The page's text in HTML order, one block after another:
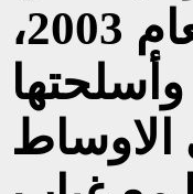
تجاوزها العراق منذ العام 2003،
الاوساط